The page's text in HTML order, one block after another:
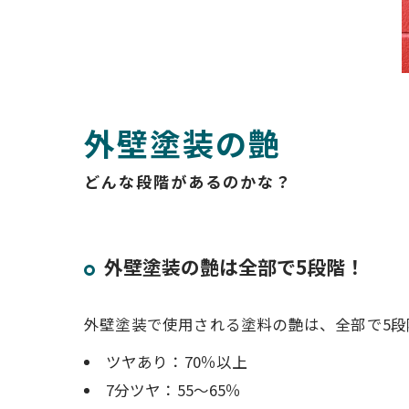
外壁塗装の艶
どんな段階があるのかな？
外壁塗装の艶は全部で5段階！
外壁塗装で使用される塗料の艶は、全部で5
ツヤあり：70％以上
7分ツヤ：55～65％